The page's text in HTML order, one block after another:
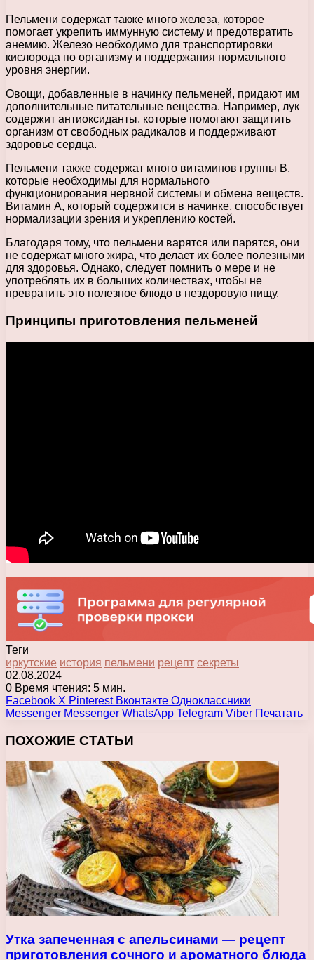
Пельмени содержат также много железа, которое
помогает укрепить иммунную систему и предотвратить
анемию. Железо необходимо для транспортировки
кислорода по организму и поддержания нормального
уровня энергии.
Овощи, добавленные в начинку пельменей, придают им
дополнительные питательные вещества. Например, лук
содержит антиоксиданты, которые помогают защитить
организм от свободных радикалов и поддерживают
здоровье сердца.
Пельмени также содержат много витаминов группы В,
которые необходимы для нормального
функционирования нервной системы и обмена веществ.
Витамин А, который содержится в начинке, способствует
нормализации зрения и укреплению костей.
Благодаря тому, что пельмени варятся или парятся, они
не содержат много жира, что делает их более полезными
для здоровья. Однако, следует помнить о мере и не
употреблять их в больших количествах, чтобы не
превратить это полезное блюдо в нездоровую пищу.
Принципы приготовления пельменей
Теги
иркутские история пельмени рецепт секреты
02.08.2024
0 Время чтения: 5 мин.
Facebook X Pinterest Вконтакте Одноклассники
Messenger Messenger WhatsApp Telegram Viber Печатать
ПОХОЖИЕ СТАТЬИ
Утка запеченная с апельсинами — рецепт
приготовления сочного и ароматного блюда